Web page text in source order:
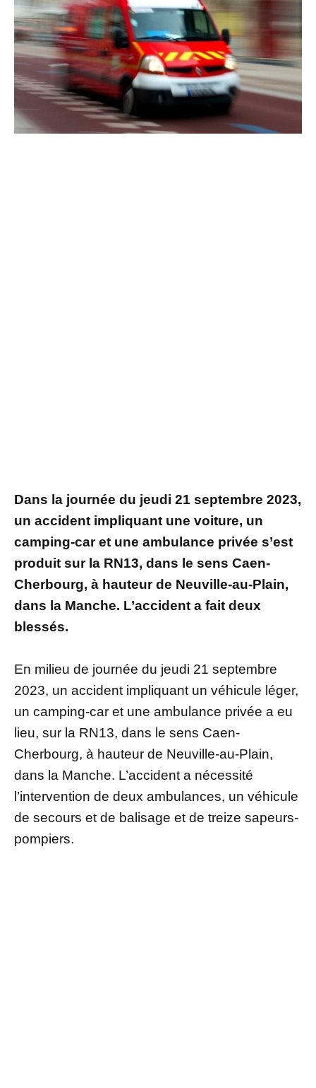
Dans la journée du jeudi 21 septembre 2023,
un accident impliquant une voiture, un
camping-car et une ambulance privée s’est
produit sur la RN13, dans le sens Caen-
Cherbourg, à hauteur de Neuville-au-Plain,
dans la Manche. L’accident a fait deux
blessés.
En milieu de journée du jeudi 21 septembre
2023, un accident impliquant un véhicule léger,
un camping-car et une ambulance privée a eu
lieu, sur la RN13, dans le sens Caen-
Cherbourg, à hauteur de Neuville-au-Plain,
dans la Manche. L’accident a nécessité
l’intervention de deux ambulances, un véhicule
de secours et de balisage et de treize sapeurs-
pompiers.